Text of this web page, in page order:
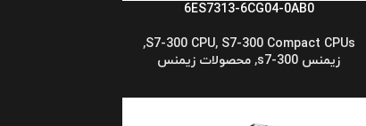
6ES7313-6CG04-0AB0
S7-300 CPU, S7-300 Compact CPUs
,
زیمنس s7-300
, محصولات زیمنس